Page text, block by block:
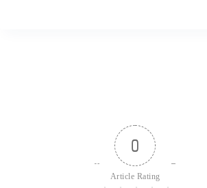
0
Article Rating